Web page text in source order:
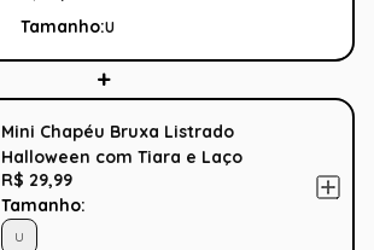
Tamanho:U
Mini Chapéu Bruxa Listrado
Halloween com Tiara e Laço
R$ 29,99
Tamanho:
U